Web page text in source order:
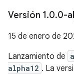
Versión 1.0.0-
15 de enero de
Lanzamiento de
alpha12 . La